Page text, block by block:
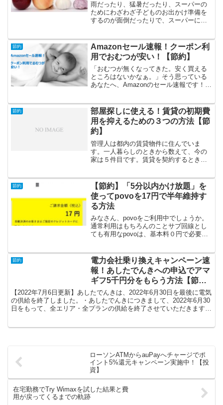
雨だったり、猛暑だったり、スーパーの
ためにわざわざ子どものお出かけ準備を
するのが面倒だったりで、スーパーに行
は、徒歩10分ぐらいのところにありま
す。その10分が、その...
節約
Amazonセール速報！クーポン利
用でおむつが安い！【節約】
「おむつが無くなってきた。安く買える
ところはないかなぁ。」そう思っている
あなたへ、Amazonのセール速報です！今
がお得なキャンペーンについて、早速詳
細を確認して...
節約
部屋探しに使える！賃貸の初期費
用を抑えるための３つの方法【節
約】
管理人は都内の賃貸物件に住んでいま
す。一人暮らしのときから数えて、今の
家は５件目です。賃貸を契約するときに
家を借りる時に必要な費用は高いので
す。仮に家賃10万円だとして...
節約
【節約】「5分以内かけ放題」を
使ってpovoを17円で半年維持す
る方法
みなさん、povoをご利用中でしょうか。
通常利用はもちろんのことサブ回線とし
ても有用なpovoは、基本料０円で必要な
povoはトッピングをしなければ０円で維
持が可能です。...
節約
電力会社乗り換えキャンペーン速
報！あしたでんきへの申込でアマ
ギフ5千円分をもらう方法【節
約】
【2022年7月6日更新】あしたでんきは、2022年6月30日を最後に電気
の供給を終了しました。・あしたでんきにつきまして、2022年6月30
日をもって、全エリア・全プランの供給を終了させていただきます。
ローソンATMからauPayへチャージでポ
イント5%還元キャンペーン実施中！【投
資】
在宅勤務でTry Wimaxを試した結果と費
用が戻ってくるまでの軌跡